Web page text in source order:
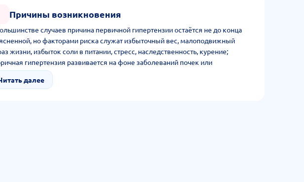
Причины возникновения
случаев причина первичной гипертензии остаётся не до конца
но факторами риска служат избыточный вес, малоподвижный
жизни, избыток соли в питании, стресс, наследственность, курение;
гипертензия развивается на фоне заболеваний почек или
системы.
далее